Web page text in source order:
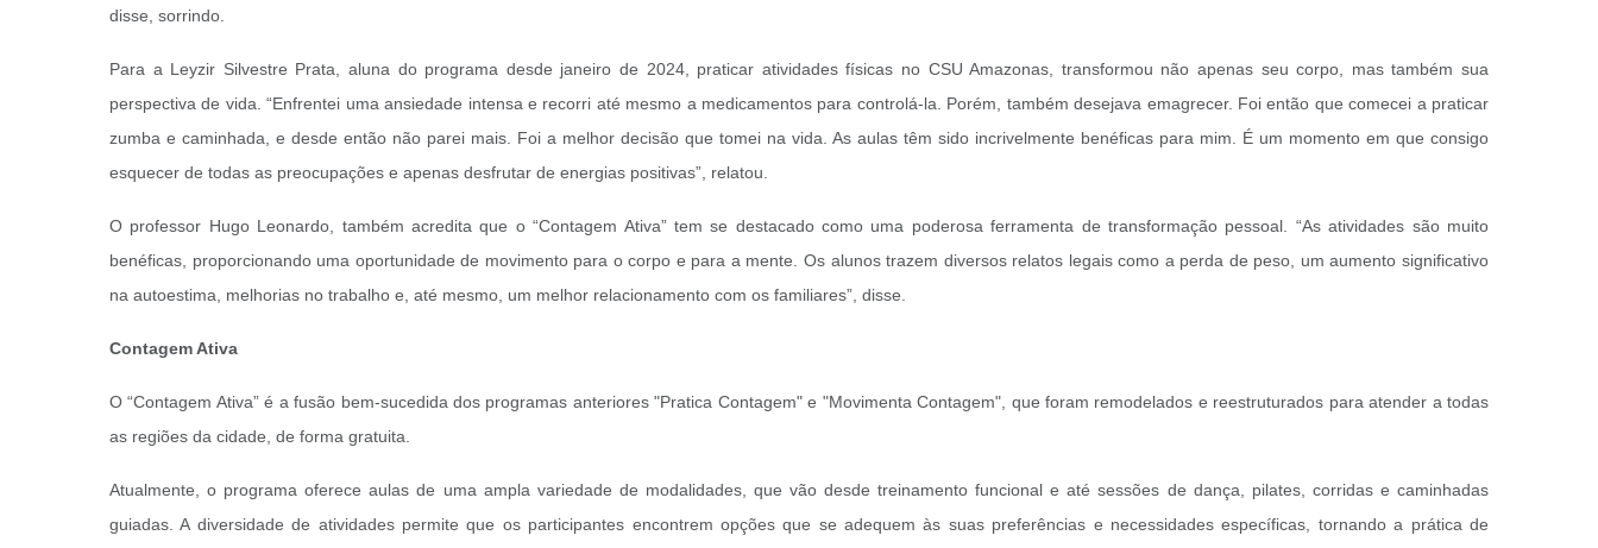
disse, sorrindo.
Para a Leyzir Silvestre Prata, aluna do programa desde janeiro de 2024, praticar atividades físicas no CSU Amazonas, transformou não apenas seu corpo, mas também sua
perspectiva de vida. “Enfrentei uma ansiedade intensa e recorri até mesmo a medicamentos para controlá-la. Porém, também desejava emagrecer. Foi então que comecei a praticar
zumba e caminhada, e desde então não parei mais. Foi a melhor decisão que tomei na vida. As aulas têm sido incrivelmente benéficas para mim. É um momento em que consigo
esquecer de todas as preocupações e apenas desfrutar de energias positivas”, relatou.
O professor Hugo Leonardo, também acredita que o “Contagem Ativa” tem se destacado como uma poderosa ferramenta de transformação pessoal. “As atividades são muito
benéficas, proporcionando uma oportunidade de movimento para o corpo e para a mente. Os alunos trazem diversos relatos legais como a perda de peso, um aumento significativo
na autoestima, melhorias no trabalho e, até mesmo, um melhor relacionamento com os familiares”, disse.
Contagem Ativa
O “Contagem Ativa” é a fusão bem-sucedida dos programas anteriores "Pratica Contagem" e "Movimenta Contagem", que foram remodelados e reestruturados para atender a todas
as regiões da cidade, de forma gratuita.
Atualmente, o programa oferece aulas de uma ampla variedade de modalidades, que vão desde treinamento funcional e até sessões de dança, pilates, corridas e caminhadas
guiadas. A diversidade de atividades permite que os participantes encontrem opções que se adequem às suas preferências e necessidades específicas, tornando a prática de